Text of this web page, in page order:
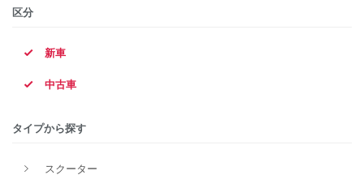
区分
新車
中古車
タイプから探す
スクーター
タイプ